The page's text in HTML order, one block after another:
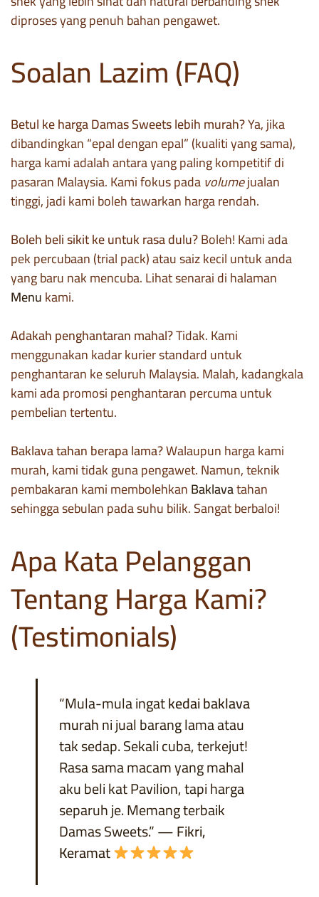
diproses yang penuh bahan pengawet.
Soalan Lazim (FAQ)
Betul ke harga Damas Sweets lebih murah?Ya, jika
dibandingkan “epal dengan epal” (kualiti yang sama),
harga kami adalah antara yang paling kompetitif di
pasaran Malaysia. Kami fokus padavolumejualan
tinggi, jadi kami boleh tawarkan harga rendah.
Boleh beli sikit ke untuk rasa dulu?Boleh! Kami ada
pek percubaan (trial pack) atau saiz kecil untuk anda
yang baru nak mencuba. Lihat senarai di halaman
Menukami.
Adakah penghantaran mahal?Tidak. Kami
menggunakan kadar kurier standard untuk
penghantaran ke seluruh Malaysia. Malah, kadangkala
kami ada promosi penghantaran percuma untuk
pembelian tertentu.
Baklava tahan berapa lama?Walaupun harga kami
murah, kami tidak guna pengawet. Namun, teknik
pembakaran kami membolehkanBaklavatahan
sehingga sebulan pada suhu bilik. Sangat berbaloi!
Apa Kata Pelanggan
Tentang Harga Kami?
(Testimonials)
“Mula-mula ingatkedai baklava
murahni jual barang lama atau
tak sedap. Sekali cuba, terkejut!
Rasa sama macam yang mahal
aku beli kat Pavilion, tapi harga
separuh je. Memang terbaik
Damas Sweets.” —Fikri,
Keramat